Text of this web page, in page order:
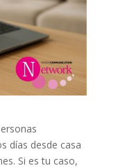
días desde casa
Si es tu caso,